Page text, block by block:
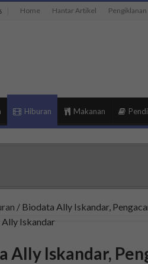
Home Hantar Artikel Pengiklanan
Hiburan Makanan
/ Biodata Ally Iskandar,
Ally Iskandar,